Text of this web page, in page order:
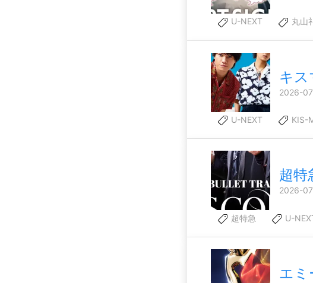
U-NEXT 丸山
キス
2026-
U-NEXT KIS-
超特
2026-
超特急 U-
エミ